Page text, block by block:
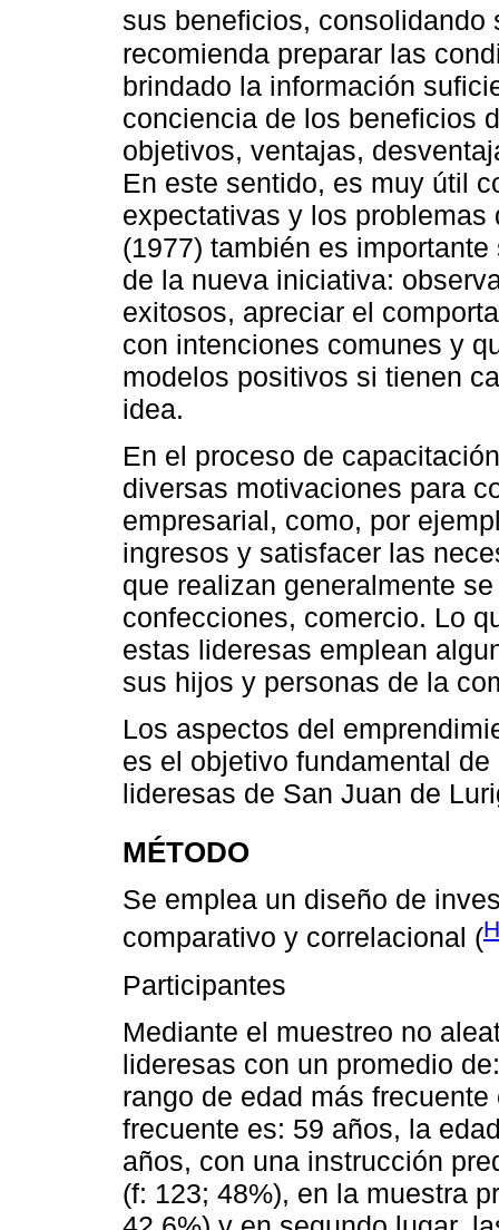
sus beneficios,
recomienda preparar las
brindado la información
conciencia de los beneficios
objetivos, ventajas,
En este sentido, es muy útil
expectativas y los
(1977) también es
de la nueva iniciativa:
exitosos, apreciar el
con intenciones comunes y
modelos positivos si tienen
idea.
En el proceso de
diversas motivaciones para
empresarial, como, por
ingresos y satisfacer las
que realizan generalmente
confecciones, comercio. Lo
estas lideresas emplean
sus hijos y personas de la
Los aspectos del
es el objetivo fundamental
lideresas de San Juan de
MÉTODO
Se emplea un diseño de
comparativo y correlacional (
Participantes
Mediante el muestreo no
lideresas con un promedio
rango de edad más
frecuente es: 59 años, la
años, con una instrucción
(f: 123; 48%), en la muestra